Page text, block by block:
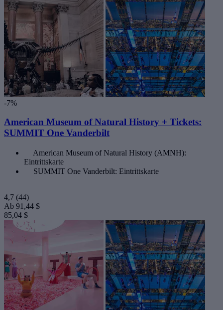
-7%
American Museum of Natural History + Tickets:
SUMMIT One Vanderbilt
American Museum of Natural History (AMNH):
Eintrittskarte
SUMMIT One Vanderbilt: Eintrittskarte
4,7 (44)
Ab 91,44 $
85,04 $